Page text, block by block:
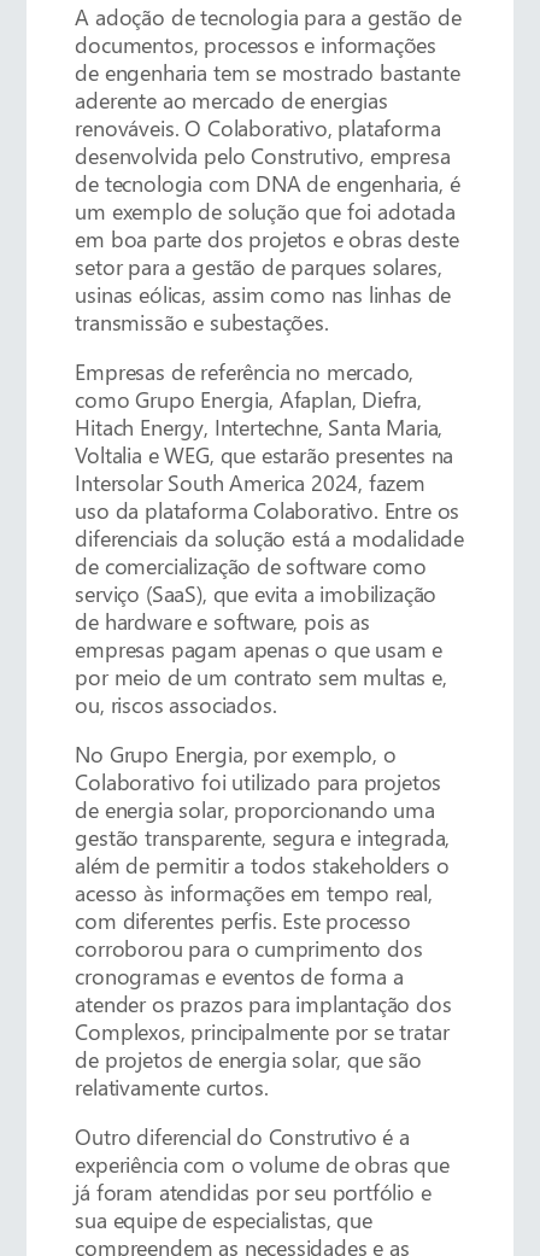
A adoção de tecnologia para a gestão de
documentos, processos e informações
de engenharia tem se mostrado bastante
aderente ao mercado de energias
renováveis. O Colaborativo, plataforma
desenvolvida pelo Construtivo, empresa
de tecnologia com DNA de engenharia, é
um exemplo de solução que foi adotada
em boa parte dos projetos e obras deste
setor para a gestão de parques solares,
usinas eólicas, assim como nas linhas de
transmissão e subestações.
Empresas de referência no mercado,
como Grupo Energia, Afaplan, Diefra,
Hitach Energy, Intertechne, Santa Maria,
Voltalia e WEG, que estarão presentes na
Intersolar South America 2024, fazem
uso da plataforma Colaborativo. Entre os
diferenciais da solução está a modalidade
de comercialização de software como
serviço (SaaS), que evita a imobilização
de hardware e software, pois as
empresas pagam apenas o que usam e
por meio de um contrato sem multas e,
ou, riscos associados.
No Grupo Energia, por exemplo, o
Colaborativo foi utilizado para projetos
de energia solar, proporcionando uma
gestão transparente, segura e integrada,
além de permitir a todos stakeholders o
acesso às informações em tempo real,
com diferentes perfis. Este processo
corroborou para o cumprimento dos
cronogramas e eventos de forma a
atender os prazos para implantação dos
Complexos, principalmente por se tratar
de projetos de energia solar, que são
relativamente curtos.
Outro diferencial do Construtivo é a
experiência com o volume de obras que
já foram atendidas por seu portfólio e
sua equipe de especialistas, que
compreendem as necessidades e as